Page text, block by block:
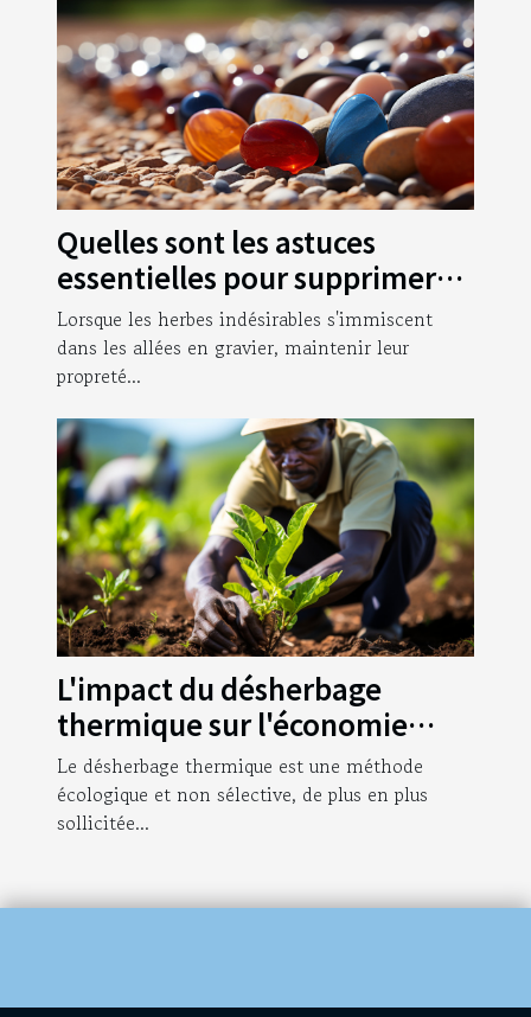
Quelles sont les astuces
essentielles pour supprimer
les herbes qui poussent dans
vos allées en gravier ?
Lorsque les herbes indésirables s'immiscent
dans les allées en gravier, maintenir leur
propreté...
L'impact du désherbage
thermique sur l'économie
agricole mondiale
Le désherbage thermique est une méthode
écologique et non sélective, de plus en plus
sollicitée...